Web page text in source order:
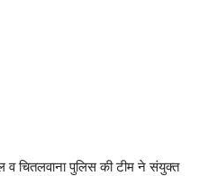
व चितलवाना पुलिस की टीम ने संयुक्त